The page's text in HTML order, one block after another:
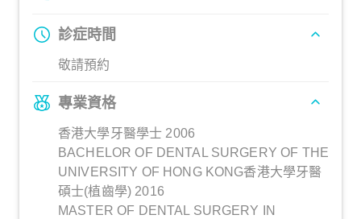
診症時間
敬請預約
專業資格
香港大學牙醫學士 2006
BACHELOR OF DENTAL SURGERY OF THE
UNIVERSITY OF HONG KONG香港大學牙醫
碩士(植齒學) 2016
MASTER OF DENTAL SURGERY IN